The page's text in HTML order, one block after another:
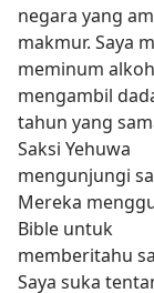
negara yang
makmur. Saya
meminum
mengambil
tahun yang
Saksi Yehuwa
mengunjungi
Mereka
Bible untuk
memberitahu
Saya suka